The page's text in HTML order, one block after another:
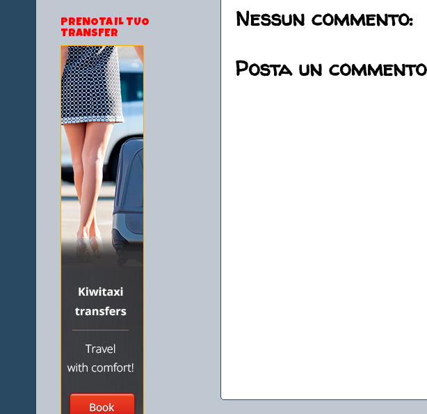
Nessun commento:
Posta un commento
PRENOTA IL TUO
TRANSFER